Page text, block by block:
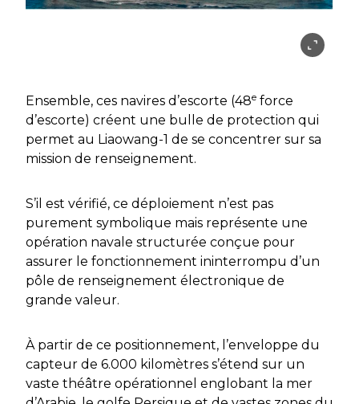
Ensemble, ces navires d’escorte (48e force
d’escorte) créent une bulle de protection qui
permet au Liaowang-1 de se concentrer sur sa
mission de renseignement.
S’il est vérifié, ce déploiement n’est pas
purement symbolique mais représente une
opération navale structurée conçue pour
assurer le fonctionnement ininterrompu d’un
pôle de renseignement électronique de
grande valeur.
À partir de ce positionnement, l’enveloppe du
capteur de 6.000 kilomètres s’étend sur un
vaste théâtre opérationnel englobant la mer